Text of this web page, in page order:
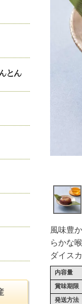
風味豊
らかな
ダイス
内容量
賞味期限
発送方法